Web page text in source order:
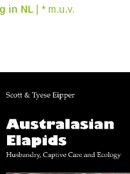
in NL| * m.u.v.